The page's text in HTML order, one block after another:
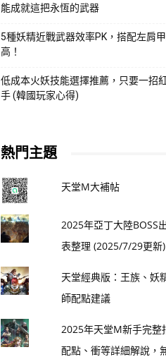
能成就這把永恆的武器
5種妖精近戰武器效率PK，搭配左肩
高！
低成本火妖技能選擇推薦，只要一招
手 (韓國玩家心得)
熱門主題
天堂M大補帖
2025年亞丁大陸BOSS
表整理 (2025/7/29更新)
天堂經典版：王族、妖
師配點建議
2025年天堂M新手完整
配點、衝等詳細解說，